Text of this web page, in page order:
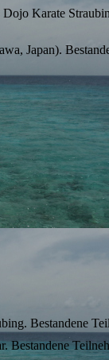
Karate
Japan).
Bestandene
Bestandene